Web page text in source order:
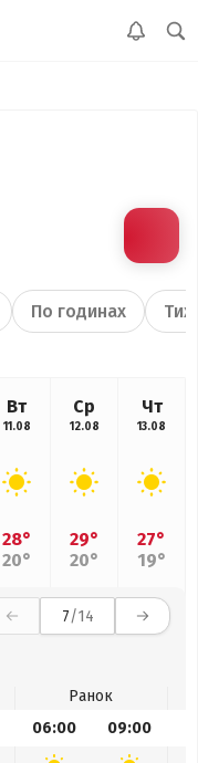
По годинах
Вт
11.08
28°
20°
Ср
12.08
29°
20°
Чт
13.08
27°
19°
7/14
Ранок
06:00 09:00